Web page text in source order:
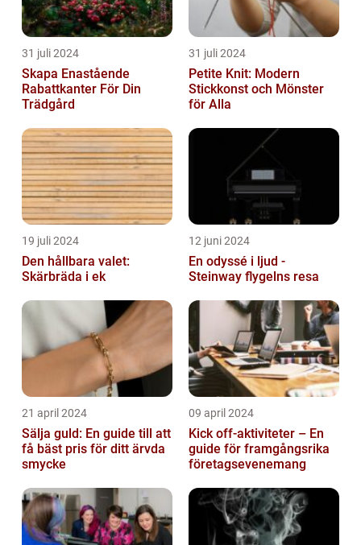
31 juli 2024
Skapa Enastående
Rabattkanter För Din
Trädgård
31 juli 2024
Petite Knit: Modern
Stickkonst och Mönster
för Alla
19 juli 2024
Den hållbara valet:
Skärbräda i ek
12 juni 2024
En odyssé i ljud -
Steinway flygelns resa
21 april 2024
Sälja guld: En guide till att
få bäst pris för ditt ärvda
smycke
09 april 2024
Kick off-aktiviteter – En
guide för framgångsrika
företagsevenemang